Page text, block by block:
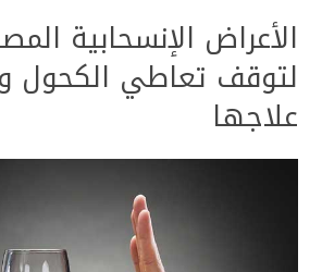
الأعراض الإنسحابية
لتوقف تعاطي الكحول
علاجها